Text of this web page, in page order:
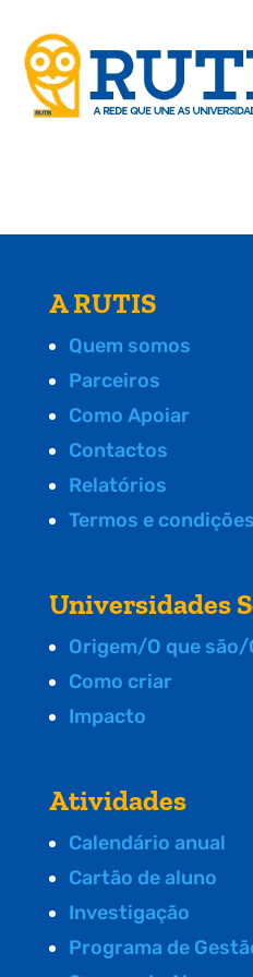
A RUTIS
Quem somos
Parceiros
Como Apoiar
Contactos
Relatórios
Termos e condições
Universidades
Origem/O que são/
Como criar
Impacto
Atividades
Calendário anual
Cartão de aluno
Investigação
Programa de